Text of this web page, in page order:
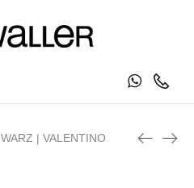
| VALENTINO